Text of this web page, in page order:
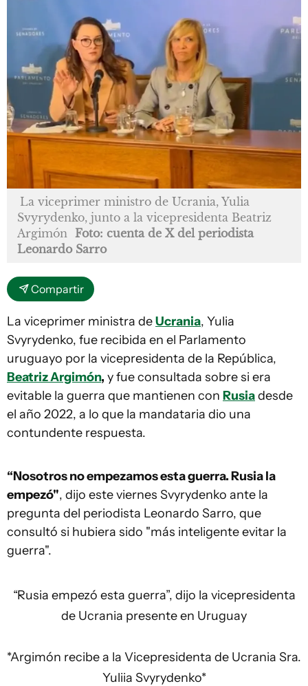
La viceprimer ministro de Ucrania, Yulia
Svyrydenko, junto a la vicepresidenta Beatriz
Argimón
Foto: cuenta de X del periodista
Leonardo Sarro
Compartir
La viceprimer ministra deUcrania, Yulia
Svyrydenko, fue recibida en el Parlamento
uruguayo por la vicepresidenta de la República,
Beatriz Argimón, y fue consultada sobre si era
evitable la guerra que mantienen con Rusiadesde
el año 2022, a lo que la mandataria dio una
contundente respuesta.
“Nosotros no empezamos esta guerra. Rusia la
empezó", dijo este viernes Svyrydenko ante la
pregunta del periodista Leonardo Sarro, que
consultó si hubiera sido "más inteligente evitar la
guerra".
“Rusia empezó esta guerra”, dijo la vicepresidenta
de Ucrania presente en Uruguay
*Argimón recibe a la Vicepresidenta de Ucrania Sra.
Yuliia Svyrydenko*